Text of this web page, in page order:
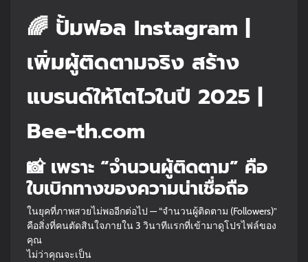
🌈 ปั้มฟอล Instagram |
เพิ่มผู้ติดตามจริง สร้าง
แบรนด์ให้โตไวในปี 2025 |
Bee-th.com
📸 เพราะ “จำนวนผู้ติดตาม” คือ
ใบเบิกทางของความน่าเชื่อถือ
ในยุคที่ภาพสวยไม่พออีกต่อไป — “จำนวนผู้ติดตาม (Followers)”
คือสิ่งที่คนตัดสินใจภายใน 3 วินาทีแรกที่เข้ามาดูโปรไฟล์ของ
คุณ
ไม่ว่าคุณจะเป็น